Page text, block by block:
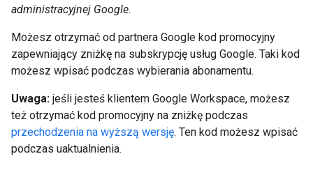
administracyjnej Google.
Możesz otrzymać od partnera Google kod promocyjny
zapewniający zniżkę na subskrypcję usług Google. Taki kod
możesz wpisać podczas wybierania abonamentu.
Uwaga: jeśli jesteś klientem Google Workspace, możesz
też otrzymać kod promocyjny na zniżkę podczas
przechodzenia na wyższą wersję. Ten kod możesz wpisać
podczas uaktualnienia.